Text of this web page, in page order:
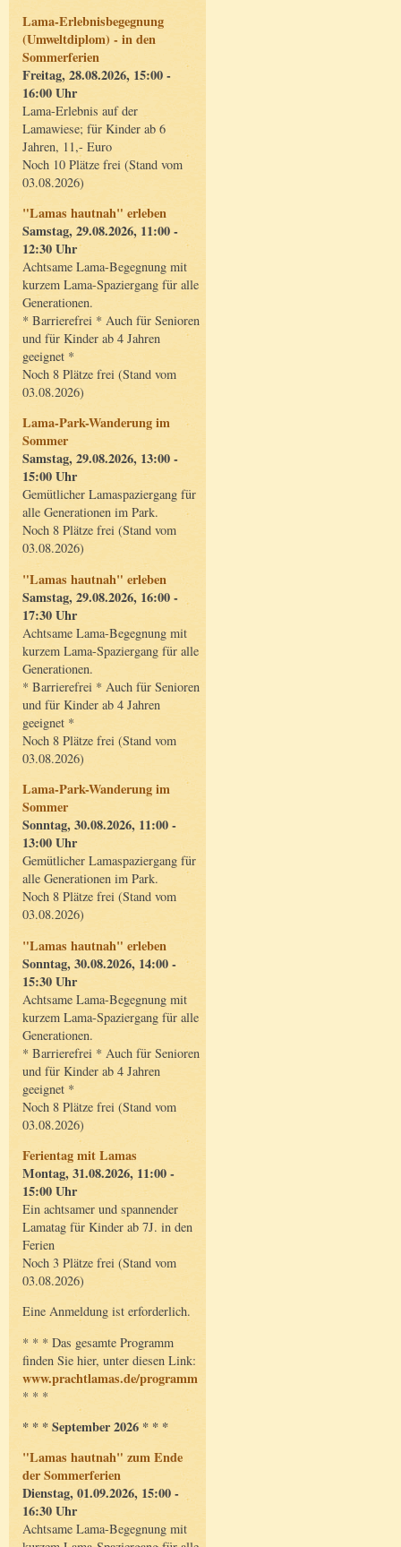
Lama-Erlebnisbegegnung
(Umweltdiplom) - in den
Sommerferien
Freitag, 28.08.2026, 15:00 -
16:00 Uhr
Lama-Erlebnis auf der
Lamawiese; für Kinder ab 6
Jahren, 11,- Euro
Noch 10 Plätze frei (Stand vom
03.08.2026)
"Lamas hautnah" erleben
Samstag, 29.08.2026, 11:00 -
12:30 Uhr
Achtsame Lama-Begegnung mit
kurzem Lama-Spaziergang für alle
Generationen.
* Barrierefrei * Auch für Senioren
und für Kinder ab 4 Jahren
geeignet *
Noch 8 Plätze frei (Stand vom
03.08.2026)
Lama-Park-Wanderung im
Sommer
Samstag, 29.08.2026, 13:00 -
15:00 Uhr
Gemütlicher Lamaspaziergang für
alle Generationen im Park.
Noch 8 Plätze frei (Stand vom
03.08.2026)
"Lamas hautnah" erleben
Samstag, 29.08.2026, 16:00 -
17:30 Uhr
Achtsame Lama-Begegnung mit
kurzem Lama-Spaziergang für alle
Generationen.
* Barrierefrei * Auch für Senioren
und für Kinder ab 4 Jahren
geeignet *
Noch 8 Plätze frei (Stand vom
03.08.2026)
Lama-Park-Wanderung im
Sommer
Sonntag, 30.08.2026, 11:00 -
13:00 Uhr
Gemütlicher Lamaspaziergang für
alle Generationen im Park.
Noch 8 Plätze frei (Stand vom
03.08.2026)
"Lamas hautnah" erleben
Sonntag, 30.08.2026, 14:00 -
15:30 Uhr
Achtsame Lama-Begegnung mit
kurzem Lama-Spaziergang für alle
Generationen.
* Barrierefrei * Auch für Senioren
und für Kinder ab 4 Jahren
geeignet *
Noch 8 Plätze frei (Stand vom
03.08.2026)
Ferientag mit Lamas
Montag, 31.08.2026, 11:00 -
15:00 Uhr
Ein achtsamer und spannender
Lamatag für Kinder ab 7J. in den
Ferien
Noch 3 Plätze frei (Stand vom
03.08.2026)
Eine Anmeldung ist erforderlich.
* * * Das gesamte Programm
finden Sie hier, unter diesen Link:
www.prachtlamas.de/programm
* * *
* * * September 2026 * * *
"Lamas hautnah" zum Ende
der Sommerferien
Dienstag, 01.09.2026, 15:00 -
16:30 Uhr
Achtsame Lama-Begegnung mit